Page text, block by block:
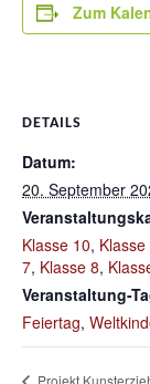
Zum
DETAILS
Datum:
20. September
Klasse 10, Klasse
7, Klasse 8,
Veranstaltung-
Feiertag,
Projekt